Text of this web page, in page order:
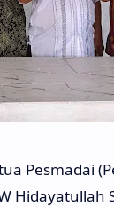
Pesmadai
Hidayatullah